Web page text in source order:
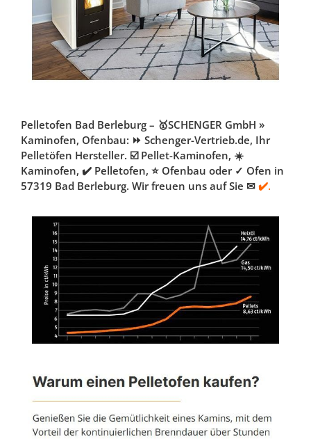
Pelletofen Bad Berleburg – 🥇SCHENGER GmbH »
Kaminofen, Ofenbau: ⏩ Schenger-Vertrieb.de, Ihr
Pelletöfen Hersteller. ☑️ Pellet-Kaminofen, ☀️
Kaminofen, ✔️ Pelletofen, ⭐ Ofenbau oder ✓ Ofen in
57319 Bad Berleburg. Wir freuen uns auf Sie ✉ ✔️.